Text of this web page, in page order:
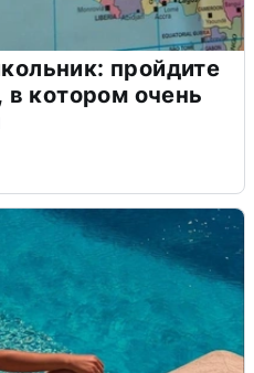
пройдите
в котором очень